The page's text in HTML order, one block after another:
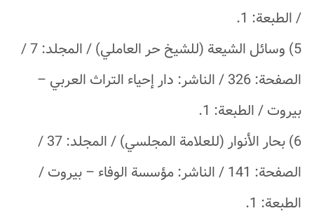
/ الطبعة: 1.
5) وسائل الشيعة (للشيخ حر العاملي) / المجلد: 7 /
الصفحة: 326 / الناشر: دار إحياء التراث العربي –
بيروت / الطبعة: 1.
6) بحار الأنوار (للعلامة المجلسي) / المجلد: 37 /
الصفحة: 141 / الناشر: مؤسسة الوفاء – بيروت /
الطبعة: 1.